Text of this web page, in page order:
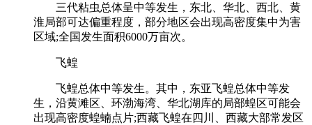
三代粘虫总体呈中等发生，东北、华北、西北、黄
淮局部可达偏重程度，部分地区会出现高密度集中为害
区域;全国发生面积6000万亩次。
飞蝗
飞蝗总体中等发生。其中，东亚飞蝗总体中等发
生，沿黄滩区、环渤海湾、华北湖库的局部蝗区可能会
出现高密度蝗蝻点片;西藏飞蝗在四川、西藏大部常发区